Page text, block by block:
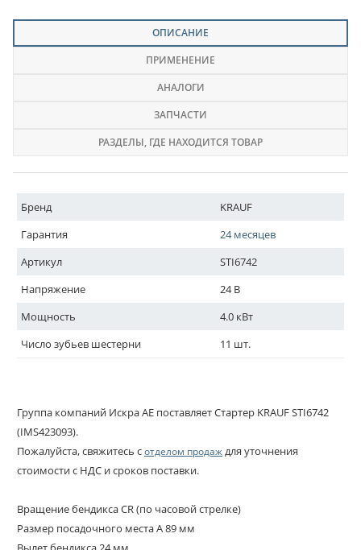
ОПИСАНИЕ
ПРИМЕНЕНИЕ
АНАЛОГИ
ЗАПЧАСТИ
РАЗДЕЛЫ, ГДЕ НАХОДИТСЯ ТОВАР
Бренд
KRAUF
Гарантия
24 месяцев
Артикул
STI6742
Напряжение
24 В
Мощность
4.0 кВт
Число зубьев шестерни
11 шт.
Группа компаний Искра АЕ поставляет Стартер KRAUF STI6742
(IMS423093).
Пожалуйста, свяжитесь сотделом продаждля уточнения
стоимости с НДС и сроков поставки.
Вращение бендикса CR (по часовой стрелке)
Размер посадочного места A 89 мм